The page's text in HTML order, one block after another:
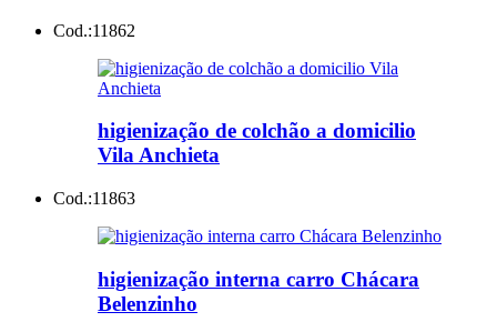
Cod.:11862
higienização de colchão a domicilio
Vila Anchieta
Cod.:11863
higienização interna carro Chácara
Belenzinho